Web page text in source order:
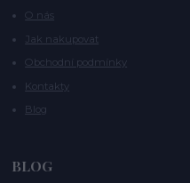
O nás
Jak nakupovat
Obchodní podmínky
Kontakty
Blog
BLOG